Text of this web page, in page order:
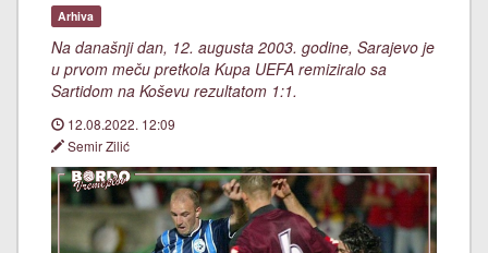
Arhiva
Na današnji dan, 12. augusta 2003. godine, Sarajevo je
u prvom meču pretkola Kupa UEFA remiziralo sa
Sartidom na Koševu rezultatom 1:1.
12.08.2022. 12:09
Semir Zilić